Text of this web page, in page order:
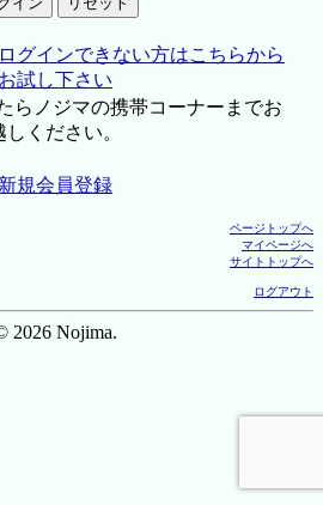
グインできない方はこちらから
お試し下さい
らノジマの携帯コーナーまでお
しください。
新規会員登録
ページトップへ
マイページへ
サイトトップへ
ログアウト
2026 Nojima.